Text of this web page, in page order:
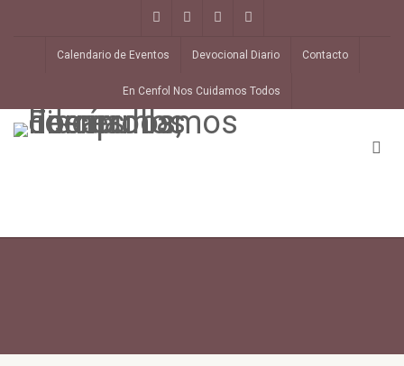
Calendario de Eventos Devocional Diario Contacto
En Cenfol Nos Cuidamos Todos